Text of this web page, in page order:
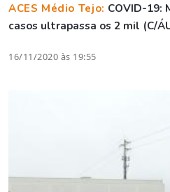
ACES Médio Tejo: COVID-19:
casos ultrapassa os 2 mil (C/
16/11/2020 às 19:55